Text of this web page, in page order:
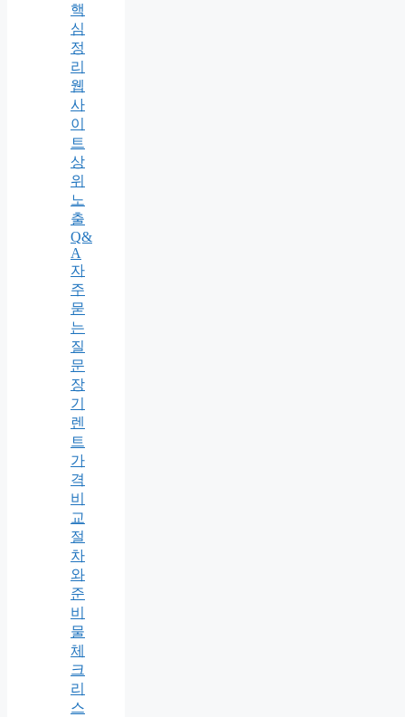
핵
심
정
리
웹
사
이
트
상
위
노
출
Q&
A
자
주
묻
는
질
문
장
기
렌
트
가
격
비
교
절
차
와
준
비
물
체
크
리
스